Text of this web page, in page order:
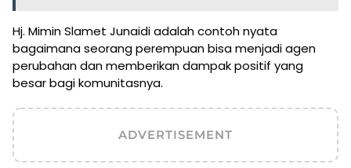
Hj. Mimin Slamet Junaidi adalah contoh nyata
bagaimana seorang perempuan bisa menjadi agen
perubahan dan memberikan dampak positif yang
besar bagi komunitasnya.
ADVERTISEMENT